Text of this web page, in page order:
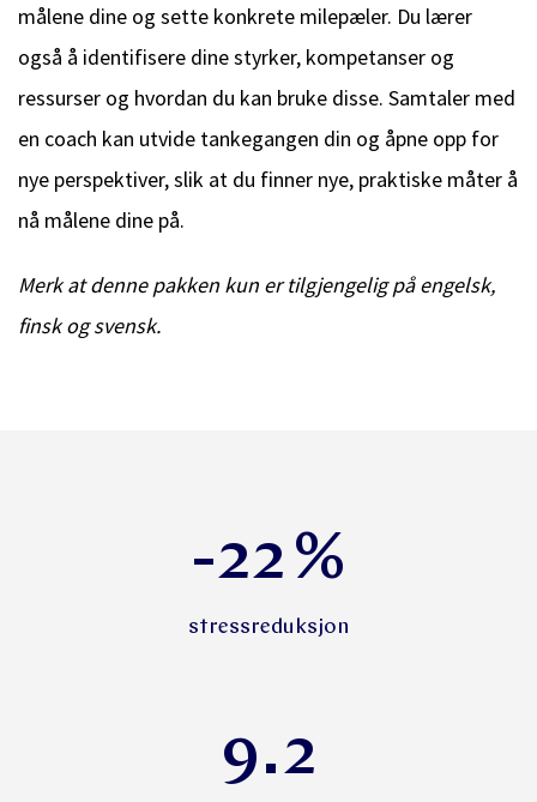
målene dine og sette konkrete milepæler. Du lærer
også å identifisere dine styrker, kompetanser og
ressurser og hvordan du kan bruke disse. Samtaler med
en coach kan utvide tankegangen din og åpne opp for
nye perspektiver, slik at du finner nye, praktiske måter å
nå målene dine på.
Merk at denne pakken kun er tilgjengelig på engelsk,
finsk og svensk.
-22 %
stressreduksjon
9.2